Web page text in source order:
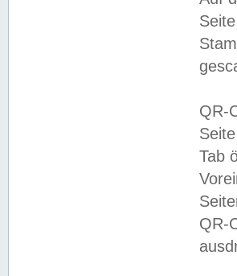
QR-
Tab
QR-